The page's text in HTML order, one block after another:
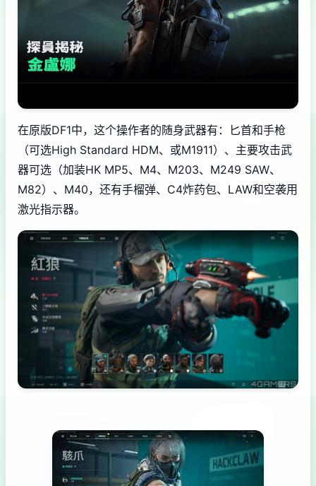
在原版DF1中，这个操作者的随身武器有：匕首和手枪
（可选High Standard HDM、或M1911）、主要攻击武
器可选（加装HK MP5、M4、M203、M249 SAW、
M82）、M40，还有手榴弹、C4炸药包、LAW和空袭用
激光指示器。